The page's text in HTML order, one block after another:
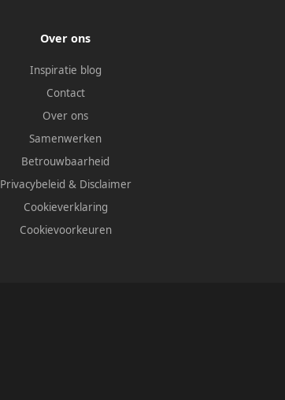
Over ons
Inspiratie blog
Contact
Over ons
Samenwerken
Betrouwbaarheid
Privacybeleid & Disclaimer
Cookieverklaring
Cookievoorkeuren